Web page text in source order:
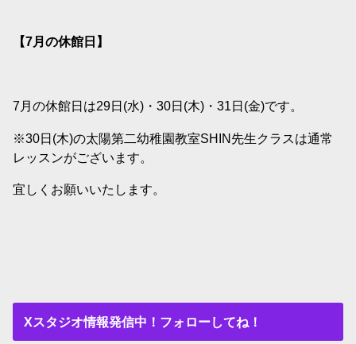
【7月の休館日】
7月の休館日は29日(水)・30日(木)・31日(金)です。
※30日(木)の太陽第二幼稚園教室SHIN先生クラスは通常
レッスンがございます。
宜しくお願いいたします。
Xスタジオ情報発信中！フォローしてね！